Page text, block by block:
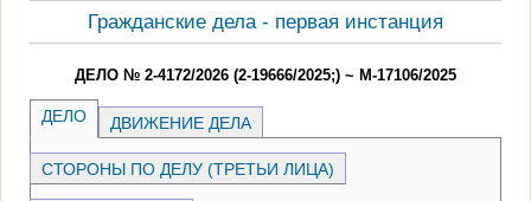
Гражданские дела - первая инстанция
ДЕЛО № 2-4172/2026 (2-19666/2025;) ~ М-17106/2025
ДЕЛО ДВИЖЕНИЕ ДЕЛА
СТОРОНЫ ПО ДЕЛУ (ТРЕТЬИ ЛИЦА)